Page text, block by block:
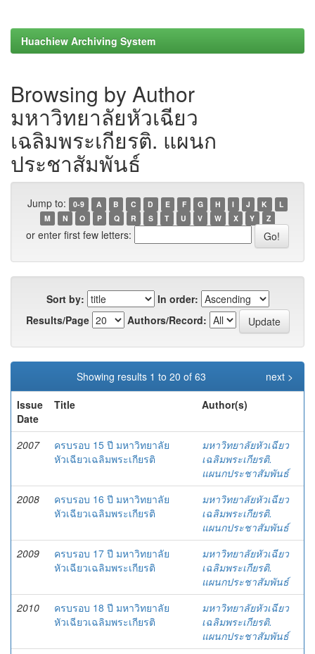
Huachiew Archiving System
Browsing by Author
มหาวิทยาลัยหัวเฉียว
เฉลิมพระเกียรติ. แผนก
ประชาสัมพันธ์
Jump to: 0-9 A B C D E F G H I J K
L
M
N O P Q R S T U V W X Y Z
or enter first few letters:
Sort by:
In order:
Results/Page
Authors/Record:
Showing results 1 to 20 of 63
next >
Issue
Date
Title Author(s)
2007
ครบรอบ 15 ปี มหาวิทยาลัย
หัวเฉียวเฉลิมพระเกียรติ
มหาวิทยาลัยหัวเฉียว
เฉลิมพระเกียรติ.
แผนกประชาสัมพันธ์
2008
ครบรอบ 16 ปี มหาวิทยาลัย
หัวเฉียวเฉลิมพระเกียรติ
มหาวิทยาลัยหัวเฉียว
เฉลิมพระเกียรติ.
แผนกประชาสัมพันธ์
2009
ครบรอบ 17 ปี มหาวิทยาลัย
หัวเฉียวเฉลิมพระเกียรติ
มหาวิทยาลัยหัวเฉียว
เฉลิมพระเกียรติ.
แผนกประชาสัมพันธ์
2010
ครบรอบ 18 ปี มหาวิทยาลัย
หัวเฉียวเฉลิมพระเกียรติ
มหาวิทยาลัยหัวเฉียว
เฉลิมพระเกียรติ.
แผนกประชาสัมพันธ์